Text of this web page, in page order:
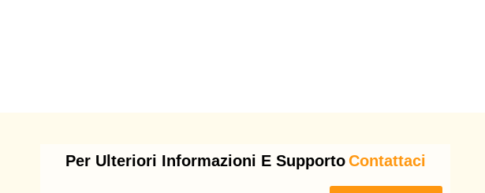
Per Ulteriori Informazioni E Supporto Contattaci